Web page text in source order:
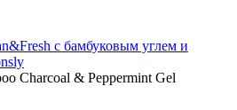
с бамбуковым углем и
Charcoal & Peppermint Gel